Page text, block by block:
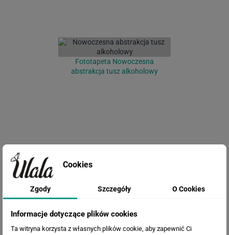
Fototapeta Nowoczesna
abstrakcja tusz alkoholowy
Cookies
Zgody Szczegóły O Cookies
Informacje dotyczące plików cookies
Ta witryna korzysta z własnych plików cookie, aby zapewnić Ci